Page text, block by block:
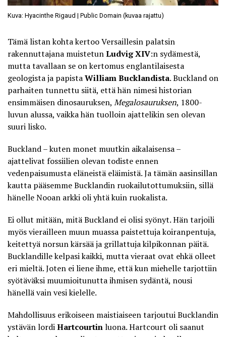
Kuva: Hyacinthe Rigaud | Public Domain (kuvaa rajattu)
Tämä listan kohta kertoo Versaillesin palatsin
rakennuttajana muistetunLudvig XIV:n sydämestä,
mutta tavallaan se on kertomus englantilaisesta
geologista ja papistaWilliam Bucklandista. Buckland on
parhaiten tunnettu siitä, että hän nimesi historian
ensimmäisen dinosauruksen, Megalosauruksen, 1800-
luvun alussa, vaikka hän tuolloin ajattelikin sen olevan
suuri lisko.
Buckland – kuten monet muutkin aikalaisensa –
ajattelivat fossiilien olevan todiste ennen
vedenpaisumusta eläneistä eläimistä. Ja tämän aasinsillan
kautta pääsemme Bucklandin ruokailutottumuksiin, sillä
hänelle Nooan arkki oli yhtä kuin ruokalista.
Ei ollut mitään, mitä Buckland ei olisi syönyt. Hän tarjoili
myös vierailleen muun muassa paistettuja koiranpentuja,
keitettyä norsun kärsää ja grillattuja kilpikonnan päitä.
Bucklandille kelpasi kaikki, mutta vieraat ovat ehkä olleet
eri mieltä. Joten ei liene ihme, että kun miehelle tarjottiin
syötäväksi muumioitunutta ihmisen sydäntä, nousi
hänellä vain vesi kielelle.
Mahdollisuus erikoiseen maistiaiseen tarjoutui Bucklandin
ystävän lordiHartcourtinluona. Hartcourt oli saanut